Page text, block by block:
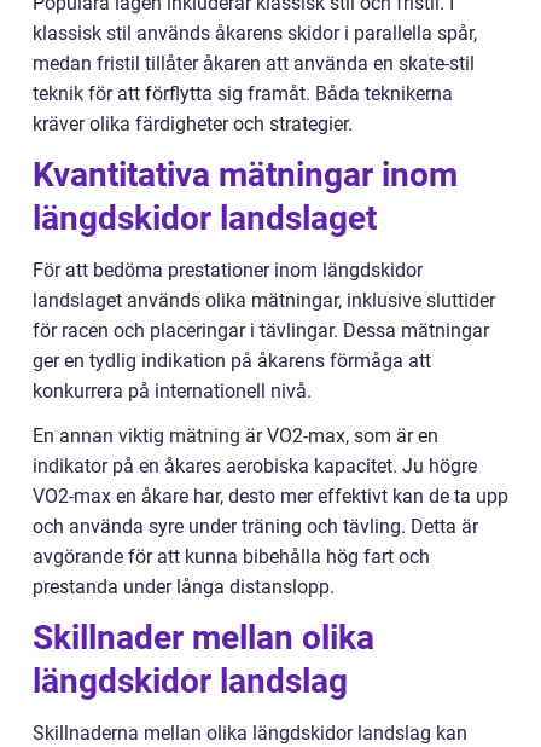
klassisk stil används åkarens skidor i parallella spår,
medan fristil tillåter åkaren att använda en skate-stil
teknik för att förflytta sig framåt. Båda teknikerna
kräver olika färdigheter och strategier.
Kvantitativa mätningar inom
längdskidor landslaget
För att bedöma prestationer inom längdskidor
landslaget används olika mätningar, inklusive sluttider
för racen och placeringar i tävlingar. Dessa mätningar
ger en tydlig indikation på åkarens förmåga att
konkurrera på internationell nivå.
En annan viktig mätning är VO2-max, som är en
indikator på en åkares aerobiska kapacitet. Ju högre
VO2-max en åkare har, desto mer effektivt kan de ta upp
och använda syre under träning och tävling. Detta är
avgörande för att kunna bibehålla hög fart och
prestanda under långa distanslopp.
Skillnader mellan olika
längdskidor landslag
Skillnaderna mellan olika längdskidor landslag kan